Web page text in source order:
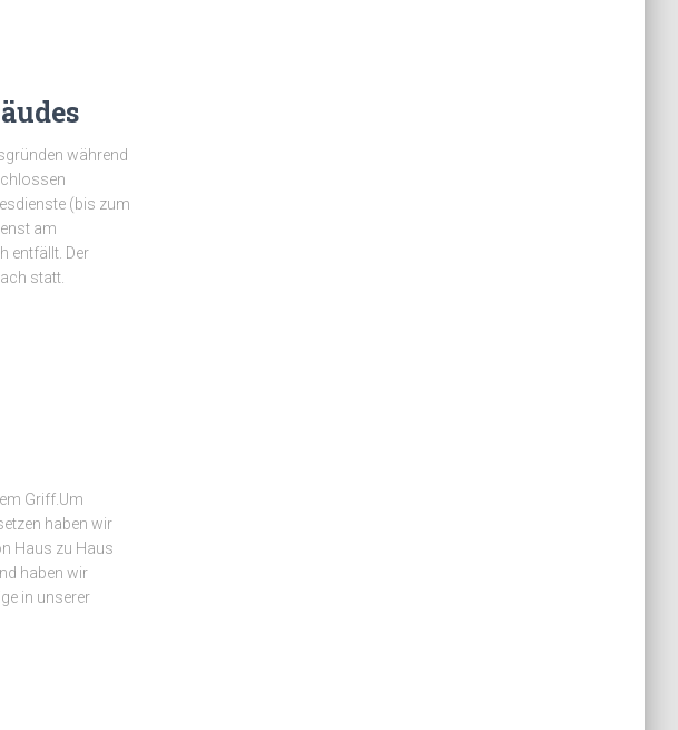
während
(bis zum
am
entfällt. Der
statt.
Griff.Um
haben wir
Haus zu Haus
haben wir
in unserer